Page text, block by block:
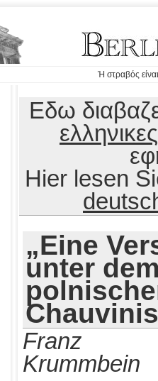
Ή στραβός
Εδω
ελληνικες
Hier lesen
„Eine
unter
Franz
Krummbein